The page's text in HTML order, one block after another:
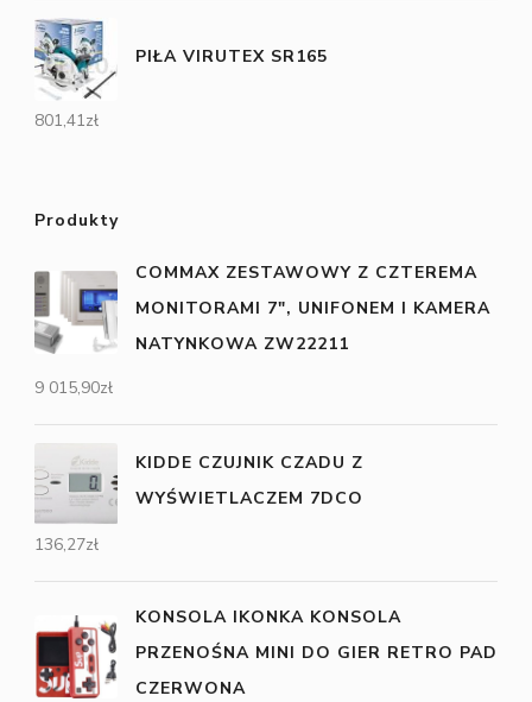
PIŁA VIRUTEX SR165
801,41zł
Produkty
COMMAX ZESTAWOWY Z CZTEREMA
MONITORAMI 7", UNIFONEM I KAMERA
NATYNKOWA ZW22211
9 015,90zł
KIDDE CZUJNIK CZADU Z
WYŚWIETLACZEM 7DCO
136,27zł
KONSOLA IKONKA KONSOLA
PRZENOŚNA MINI DO GIER RETRO PAD
CZERWONA